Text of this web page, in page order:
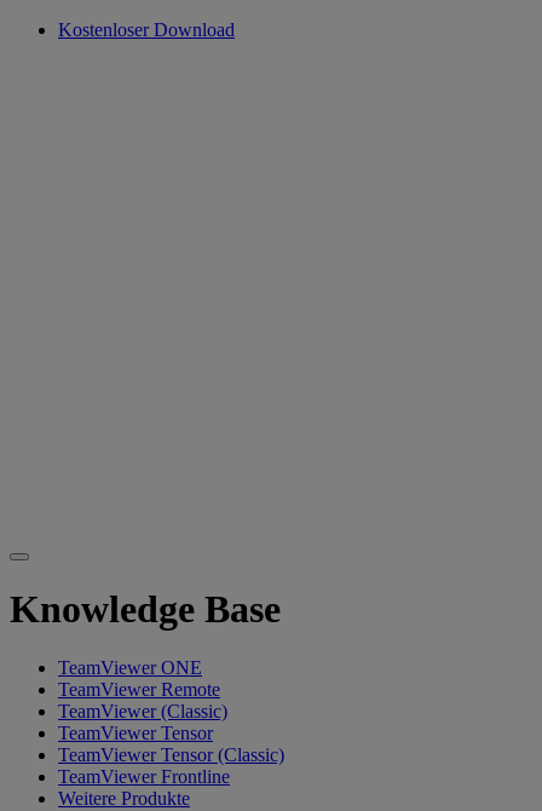
Kostenloser Download
Knowledge Base
TeamViewer ONE
TeamViewer Remote
TeamViewer (Classic)
TeamViewer Tensor
TeamViewer Tensor (Classic)
TeamViewer Frontline
Weitere Produkte